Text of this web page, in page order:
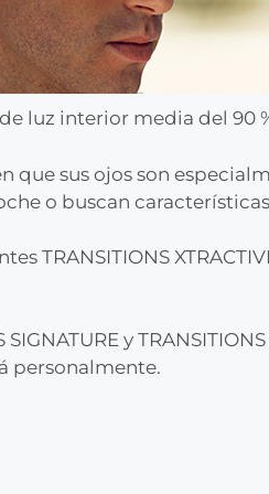
luz interior media del 90
sus ojos son
o buscan
TRANSITIONS
y
personalmente.